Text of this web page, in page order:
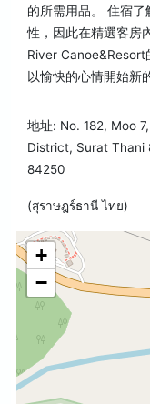
的所需用品。 住宿
性，因此在精選客房
River Canoe&Resort
以愉快的心情開始新
地址: No. 182, Moo
District, Surat Thani
84250
(สุราษฎร์ธานี ไทย)
+
−